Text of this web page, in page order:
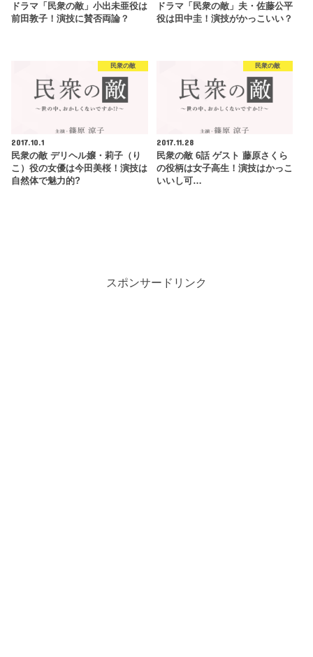
ドラマ「民衆の敵」小出未亜役は
前田敦子！演技に賛否両論？
ドラマ「民衆の敵」夫・佐藤公平
役は田中圭！演技がかっこいい？
民衆の敵
2017.10.1
民衆の敵 デリヘル嬢・莉子（り
こ）役の女優は今田美桜！演技は
自然体で魅力的?
民衆の敵
2017.11.28
民衆の敵 6話 ゲスト 藤原さくら
の役柄は女子高生！演技はかっこ
いいし可…
スポンサードリンク